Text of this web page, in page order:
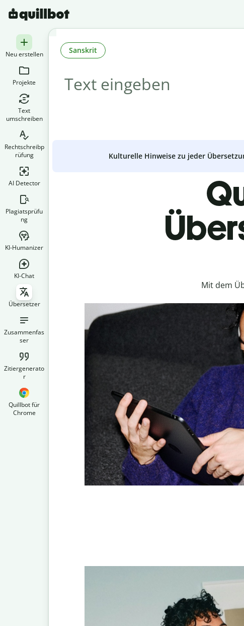
Neu erstellen
Projekte
Text
umschreiben
Rechtschreibp
rüfung
AI Detector
Plagiatsprüfu
ng
KI-Humanizer
KI-Chat
Übersetzer
Zusammenfas
ser
Zitiergenerato
r
Quillbot für
Chrome
Sanskrit
Kulturelle Hinweise zu jeder
Mit dem